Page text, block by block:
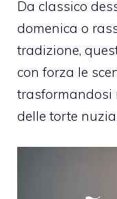
Da classico
domenica o
tradizione,
con forza le
trasformandosi
delle torte